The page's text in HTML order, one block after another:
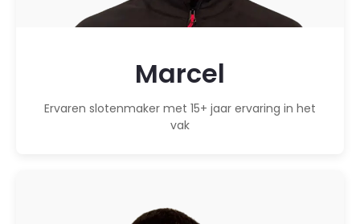
Marcel
Ervaren slotenmaker met 15+ jaar ervaring in het
vak